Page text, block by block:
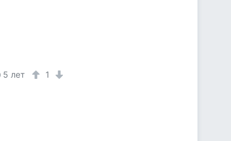
5 лет 1